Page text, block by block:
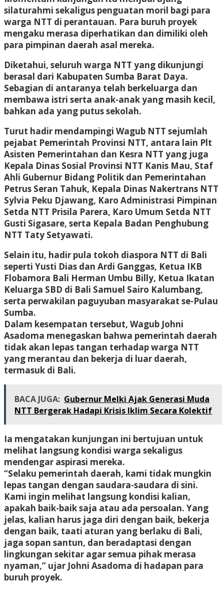
silaturahmi sekaligus penguatan moril bagi para
warga NTT di perantauan. Para buruh proyek
mengaku merasa diperhatikan dan dimiliki oleh
para pimpinan daerah asal mereka.
Diketahui, seluruh warga NTT yang dikunjungi
berasal dari Kabupaten Sumba Barat Daya.
Sebagian di antaranya telah berkeluarga dan
membawa istri serta anak-anak yang masih kecil,
bahkan ada yang putus sekolah.
Turut hadir mendampingi Wagub NTT sejumlah
pejabat Pemerintah Provinsi NTT, antara lain Plt
Asisten Pemerintahan dan Kesra NTT yang juga
Kepala Dinas Sosial Provinsi NTT Kanis Mau, Staf
Ahli Gubernur Bidang Politik dan Pemerintahan
Petrus Seran Tahuk, Kepala Dinas Nakertrans NTT
Sylvia Peku Djawang, Karo Administrasi Pimpinan
Setda NTT Prisila Parera, Karo Umum Setda NTT
Gusti Sigasare, serta Kepala Badan Penghubung
NTT Taty Setyawati.
Selain itu, hadir pula tokoh diaspora NTT di Bali
seperti Yusti Dias dan Ardi Ganggas, Ketua IKB
Flobamora Bali Herman Umbu Billy, Ketua Ikatan
Keluarga SBD di Bali Samuel Sairo Kalumbang,
serta perwakilan paguyuban masyarakat se-Pulau
Sumba.
Dalam kesempatan tersebut, Wagub Johni
Asadoma menegaskan bahwa pemerintah daerah
tidak akan lepas tangan terhadap warga NTT
yang merantau dan bekerja di luar daerah,
termasuk di Bali.
BACA JUGA: Gubernur Melki Ajak Generasi Muda
NTT Bergerak Hadapi Krisis Iklim Secara Kolektif
Ia mengatakan kunjungan ini bertujuan untuk
melihat langsung kondisi warga sekaligus
mendengar aspirasi mereka.
“Selaku pemerintah daerah, kami tidak mungkin
lepas tangan dengan saudara-saudara di sini.
Kami ingin melihat langsung kondisi kalian,
apakah baik-baik saja atau ada persoalan. Yang
jelas, kalian harus jaga diri dengan baik, bekerja
dengan baik, taati aturan yang berlaku di Bali,
jaga sopan santun, dan beradaptasi dengan
lingkungan sekitar agar semua pihak merasa
nyaman,” ujar Johni Asadoma di hadapan para
buruh proyek.